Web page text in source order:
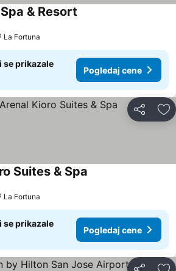
& Resort
La Fortuna
se prikazale
Pogledaj cene
Deli
Suites & Spa
La Fortuna
se prikazale
Pogledaj cene